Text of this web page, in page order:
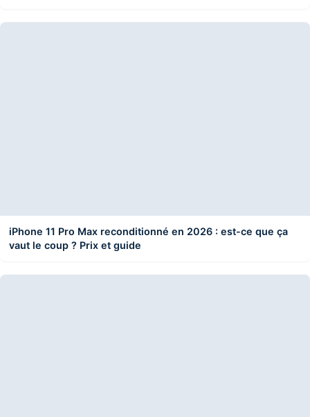
iPhone 11 Pro Max reconditionné en 2026 : est-ce que ça
vaut le coup ? Prix et guide